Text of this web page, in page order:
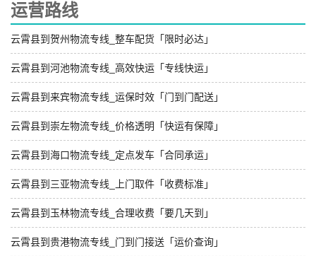
运营路线
云霄县到贺州物流专线_整车配货「限时必达」
云霄县到河池物流专线_高效快运「专线快运」
云霄县到来宾物流专线_运保时效「门到门配送」
云霄县到崇左物流专线_价格透明「快运有保障」
云霄县到海口物流专线_定点发车「合同承运」
云霄县到三亚物流专线_上门取件「收费标准」
云霄县到玉林物流专线_合理收费「要几天到」
云霄县到贵港物流专线_门到门接送「运价查询」